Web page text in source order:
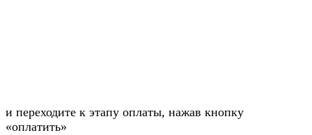
и переходите к этапу оплаты, нажав кнопку
«оплатить»